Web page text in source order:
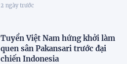
2 ngày trước
Tuyển Việt Nam hứng khởi làm
quen sân Pakansari trước đại
chiến Indonesia